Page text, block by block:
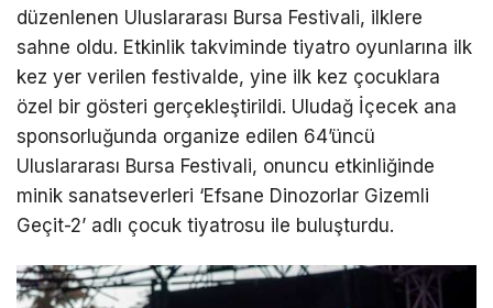
düzenlenen Uluslararası Bursa Festivali, ilklere
sahne oldu. Etkinlik takviminde tiyatro oyunlarına ilk
kez yer verilen festivalde, yine ilk kez çocuklara
özel bir gösteri gerçekleştirildi. Uludağ İçecek ana
sponsorluğunda organize edilen 64’üncü
Uluslararası Bursa Festivali, onuncu etkinliğinde
minik sanatseverleri ‘Efsane Dinozorlar Gizemli
Geçit-2’ adlı çocuk tiyatrosu ile buluşturdu.